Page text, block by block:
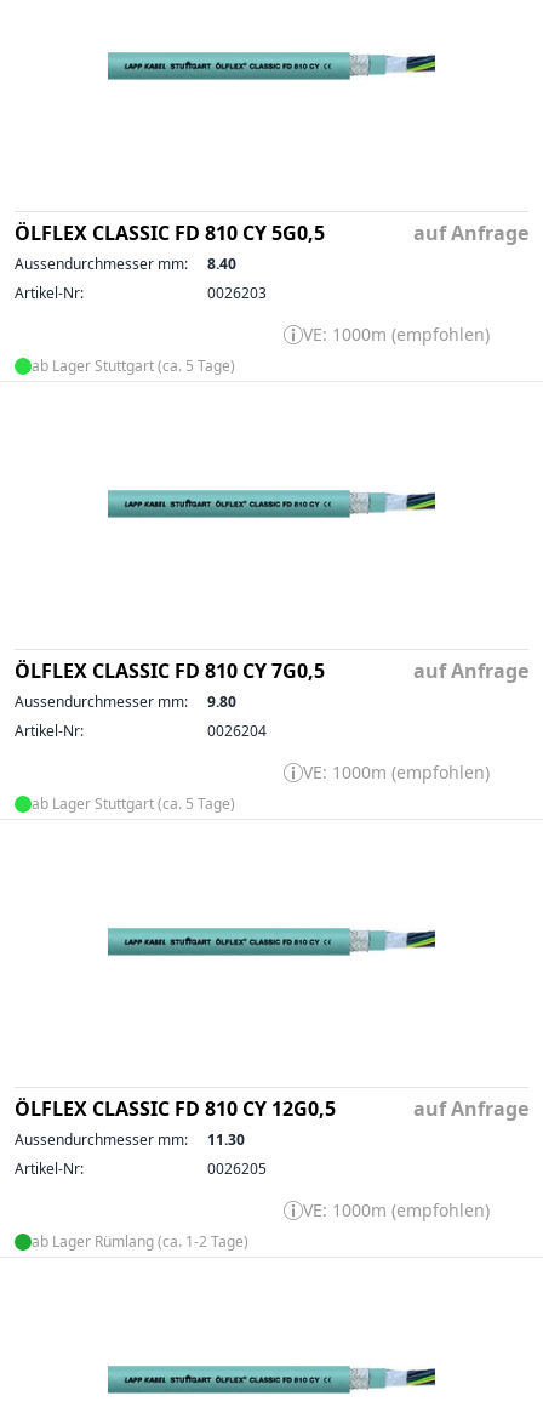
ÖLFLEX CLASSIC FD 810 CY 5G0,5 auf Anfrage
Aussendurchmesser mm:
8.40
Artikel-Nr:
0026203
VE: 1000m (empfohlen)
ab Lager Stuttgart (ca. 5 Tage)
ÖLFLEX CLASSIC FD 810 CY 7G0,5 auf Anfrage
Aussendurchmesser mm:
9.80
Artikel-Nr:
0026204
VE: 1000m (empfohlen)
ab Lager Stuttgart (ca. 5 Tage)
ÖLFLEX CLASSIC FD 810 CY 12G0,5 auf Anfrage
Aussendurchmesser mm:
11.30
Artikel-Nr:
0026205
VE: 1000m (empfohlen)
ab Lager Rümlang (ca. 1-2 Tage)